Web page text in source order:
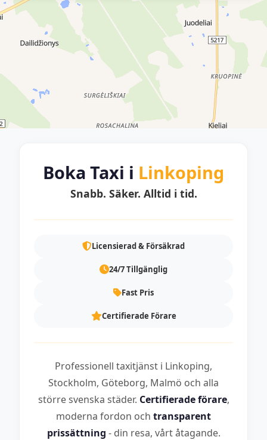
Boka Taxi i Linkoping
Snabb. Säker. Alltid i tid.
Licensierad & Försäkrad
24/7 Tillgänglig
Fast Pris
Certifierade Förare
Professionell taxitjänst i Linkoping,
Stockholm, Göteborg, Malmö och alla
större svenska städer. Certifierade förare,
moderna fordon och transparent
prissättning - din resa, vårt åtagande.